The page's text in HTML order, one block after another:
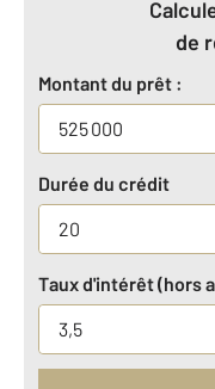
de
Montant du prêt :
Durée du crédit
Taux d'intérêt (hors